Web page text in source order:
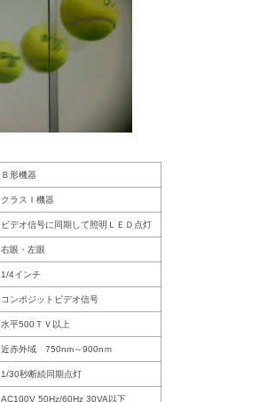
Ｂ形機器
クラスＩ機器
ビデオ信号に同期して照明ＬＥＤ点灯
右眼・左眼
1/4インチ
コンポジットビデオ信号
水平500ＴＶ以上
近赤外域 750nm～900nｍ
1/30秒断続同期点灯
AC100V 50Hz/60Hz 30VA以下